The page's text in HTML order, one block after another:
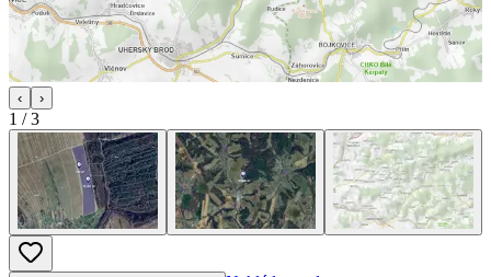
‹ ›
1 /3